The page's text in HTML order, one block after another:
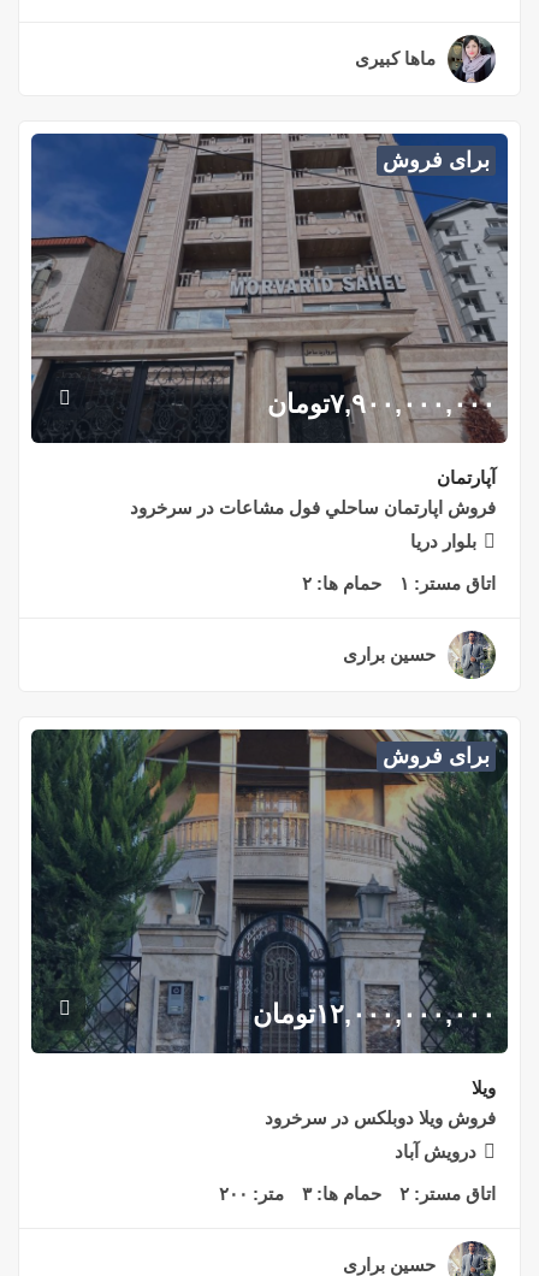
ماها کبیری
برای فروش
۷,۹۰۰,۰۰۰,۰۰۰تومان
آپارتمان
فروش اپارتمان ساحلي فول مشاعات در سرخرود
بلوار دريا
اتاق مستر: ۱ حمام ها: ۲
حسین براری
برای فروش
۱۲,۰۰۰,۰۰۰,۰۰۰تومان
ویلا
فروش ويلا دوبلكس در سرخرود
درويش آباد
اتاق مستر: ۲ حمام ها:۳ متر: ۲۰۰
حسین براری